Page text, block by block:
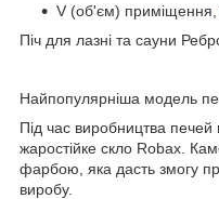
V (об'єм) приміщення,
Піч для лазні та сауни
Найпопулярніша модель
Під час виробництва печей
жаростійке скло Robax.
фарбою, яка дасть змогу
виробу.